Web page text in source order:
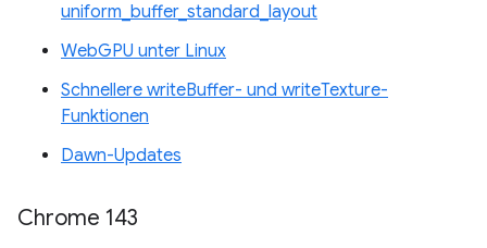
uniform_buffer_standard_layout
WebGPU unter Linux
Schnellere writeBuffer- und writeTexture-
Funktionen
Dawn-Updates
Chrome 143